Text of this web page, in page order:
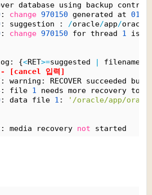
database using backup
: change 970150 generated at 01
: suggestion : /oracle/app/oracle
: change 970150 for thread 1 is in
{<RET>=suggested | filename
[cancel 입력]
: warning: RECOVER succeeded but
: file 1 needs more recovery to
: data file 1 : '/oracle/app/
: media recovery not started